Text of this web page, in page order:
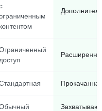
контентом
доступ